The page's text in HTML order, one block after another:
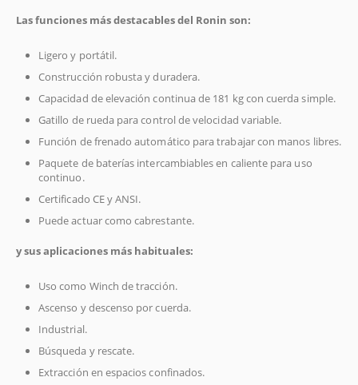
Las funciones más destacables del Ronin son:
Ligero y portátil.
Construcción robusta y duradera.
Capacidad de elevación continua de 181 kg con cuerda simple.
Gatillo de rueda para control de velocidad variable.
Función de frenado automático para trabajar con manos libres.
Paquete de baterías intercambiables en caliente para uso
continuo.
Certificado CE y ANSI.
Puede actuar como cabrestante.
y sus aplicaciones más habituales:
Uso como Winch de tracción.
Ascenso y descenso por cuerda.
Industrial.
Búsqueda y rescate.
Extracción en espacios confinados.